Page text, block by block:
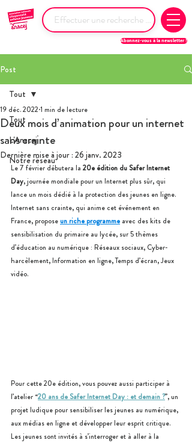
Abonnez-vous à la newsletter !
Post
Tout
L'Anacej
Notre réseau
Tout
Deux mois d’animation pour un internet
sans crainte
19 déc. 2022 1 min de lecture
Dernière mise à jour : 26 janv. 2023
Le 7 février débutera la 20e édition du Safer Internet
Day, journée mondiale pour un Internet plus sûr, qui
lance un mois dédié à la protection des jeunes en ligne.
Internet sans crainte, qui anime cet événement en
France, propose un riche programme avec des kits de
sensibilisation du primaire au lycée, sur 5 thèmes
d’éducation au numérique : Réseaux sociaux, Cyber-
harcèlement, Information en ligne, Temps d’écran, Jeux
vidéo.
Pour cette 20e édition, vous pouvez aussi participer à
l’atelier “20 ans de Safer Internet Day : et demain ?”, un
projet ludique pour sensibiliser les jeunes au numérique,
aux médias en ligne et développer leur esprit critique.
Les jeunes sont invités à s’interroger et à aller à la